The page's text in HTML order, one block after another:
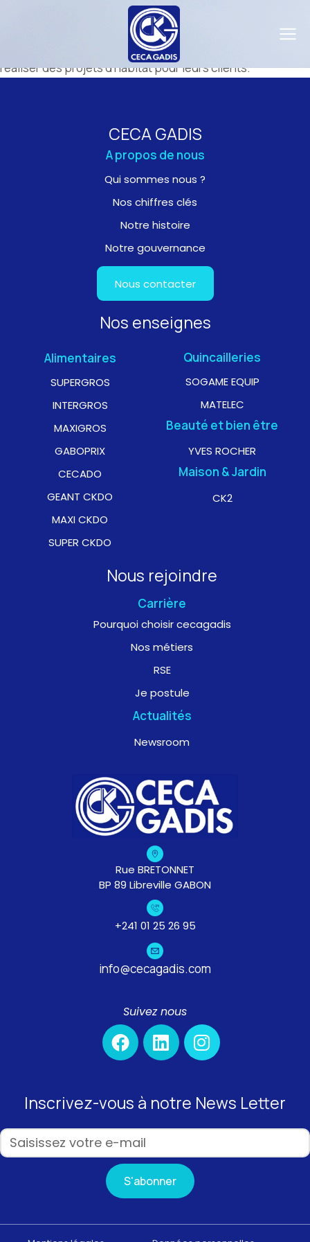
Nous proposons des matériaux de construction, des
équipements, des outils professionnels, des services et
des conseils pour accompagner les professionnels à
réaliser des projets d’habitat pour leurs clients.
CECA GADIS
A propos de nous
Qui sommes nous ?
Nos chiffres clés
Notre histoire
Notre gouvernance
Nous contacter
Nos enseignes
Alimentaires
SUPERGROS
INTERGROS
MAXIGROS
GABOPRIX
CECADO
GEANT CKDO
MAXI CKDO
SUPER CKDO
Quincailleries
SOGAME EQUIP
MATELEC
Beauté et bien être
YVES ROCHER
Maison & Jardin
CK2
Nous rejoindre
Carrière
Pourquoi choisir cecagadis
Nos métiers
RSE
Je postule
Actualités
Newsroom
Rue BRETONNET
BP 89 Libreville GABON
+241 01 25 26 95
info@cecagadis.com
Suivez nous
Inscrivez-vous à notre News Letter
S'abonner